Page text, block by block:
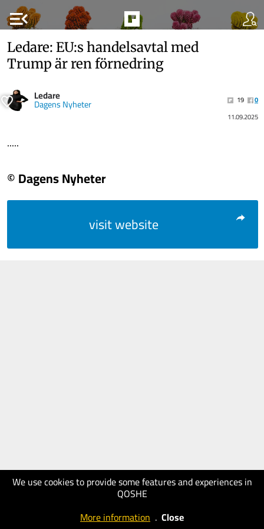
menu_open
We use cookies to provide some features and experiences in
QOSHE
More information . Close
Ledare: EU:s handelsavtal med
Trump är ren förnedring
Ledare
Dagens Nyheter 19
0
11.09.2025
.....
© Dagens Nyheter
visit website